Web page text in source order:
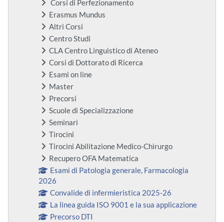
Corsi di Perfezionamento
Erasmus Mundus
Altri Corsi
Centro Studi
CLA Centro Linguistico di Ateneo
Corsi di Dottorato di Ricerca
Esami on line
Master
Precorsi
Scuole di Specializzazione
Seminari
Tirocini
Tirocini Abilitazione Medico-Chirurgo
Recupero OFA Matematica
Esami di Patologia generale, Farmacologia
2026
Convalide di infermieristica 2025-26
La linea guida ISO 9001 e la sua applicazione
Precorso DTI